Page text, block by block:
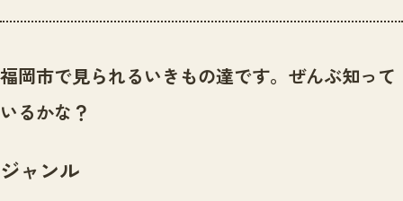
センター紹介
センター紹介TOP
サイトポリシー
ニュース
いきものガイド
イベント
福岡市で見られるいきもの達です。ぜんぶ知って
いるかな？
ジャンル